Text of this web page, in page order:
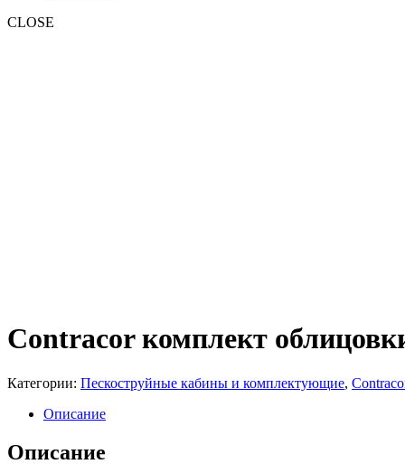
CLOSE
Contracor комплект
Категории: Пескоструйные кабины и комплектующие,
Описание
Описание